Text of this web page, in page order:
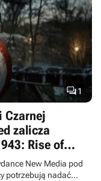
1
Czarnej
zalicza
Rise of
przed GTA 6
New Media pod
potrzebują nadać